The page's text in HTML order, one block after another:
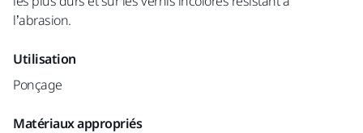
l’abrasion.
Utilisation
Ponçage
Matériaux appropriés